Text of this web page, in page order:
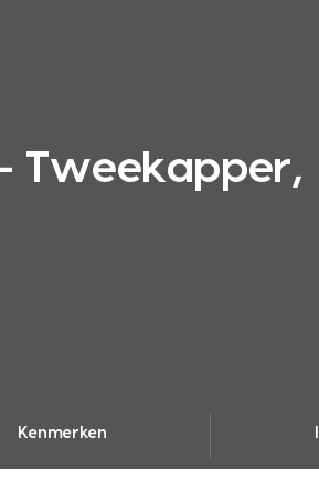
Tweekapper,
Kenmerken